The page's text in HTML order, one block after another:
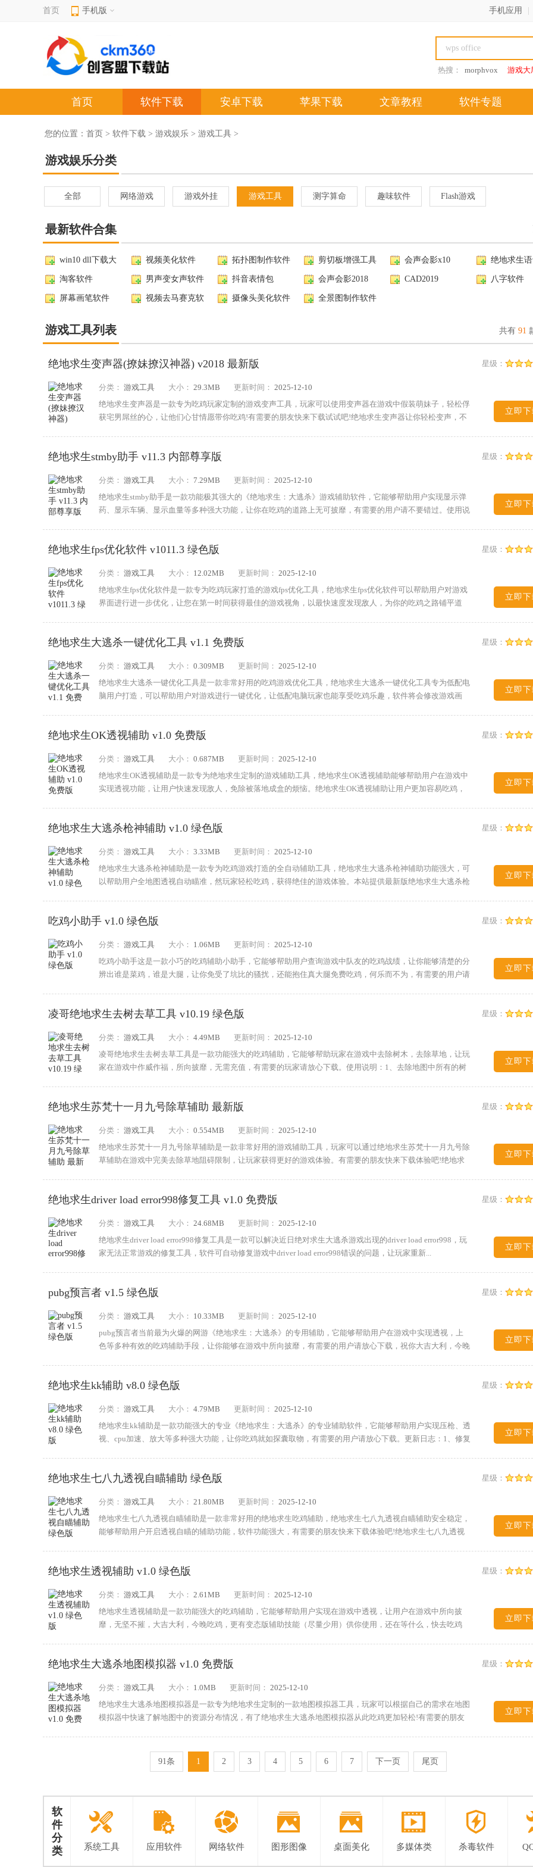
首页 手机版 手机应用
热搜： morphvox 游戏大
首页 软件下载 安卓下载 苹果下载 文章教程 软件专题
您的位置： 首页 > 软件下载 > 游戏娱乐 > 游戏工具 >
游戏娱乐分类
全部 网络游戏 游戏外挂 游戏工具 测字算命 趣味软件 Flash游戏
最新软件合集
win10 dll下载大
全
视频美化软件 拓扑图制作软件 剪切板增强工具 会声会影x10 绝地求生
淘客软件 男声变女声软件 抖音表情包 会声会影2018 CAD2019 八字软件
屏幕画笔软件
视频去马赛克软
摄像头美化软件 全景图制作软件
游戏工具列表 共有 91
绝地求生变声器(撩妹撩汉神器) v2018 最新版 星级：
分类： 游戏工具 大小： 29.3MB 更新时间： 2025-12-10
绝地求生变声器是一款专为吃鸡玩家定制的游戏变声工具，玩家可以使用变声器在游戏中假装萌妹子，轻松俘
获宅男屌丝的心，让他们心甘情愿带你吃鸡!有需要的朋友快来下载试试吧!绝地求生变声器让你轻松变声，不
立即
绝地求生stmby助手 v11.3 内部尊享版 星级：
分类： 游戏工具 大小： 7.29MB 更新时间： 2025-12-10
绝地求生stmby助手是一款功能极其强大的《绝地求生：大逃杀》游戏辅助软件，它能够帮助用户实现显示弹
药、显示车辆、显示血量等多种强大功能，让你在吃鸡的道路上无可披靡，有需要的用户请不要错过。使用说
立即
绝地求生fps优化软件 v1011.3 绿色版 星级：
分类： 游戏工具 大小： 12.02MB 更新时间： 2025-12-10
绝地求生fps优化软件是一款专为吃鸡玩家打造的游戏fps优化工具，绝地求生fps优化软件可以帮助用户对游戏
界面进行进一步优化，让您在第一时间获得最佳的游戏视角，以最快速度发现敌人，为你的吃鸡之路铺平道
立即
绝地求生大逃杀一键优化工具 v1.1 免费版 星级：
分类： 游戏工具 大小： 0.309MB 更新时间： 2025-12-10
绝地求生大逃杀一键优化工具是一款非常好用的吃鸡游戏优化工具，绝地求生大逃杀一键优化工具专为低配电
脑用户打造，可以帮助用户对游戏进行一键优化，让低配电脑玩家也能享受吃鸡乐趣，软件将会修改游戏画
立即
绝地求生OK透视辅助 v1.0 免费版 星级：
分类： 游戏工具 大小： 0.687MB 更新时间： 2025-12-10
绝地求生OK透视辅助是一款专为绝地求生定制的游戏辅助工具，绝地求生OK透视辅助能够帮助用户在游戏中
实现透视功能，让用户快速发现敌人，免除被落地成盒的烦恼。绝地求生OK透视辅助让用户更加容易吃鸡，
立即
绝地求生大逃杀枪神辅助 v1.0 绿色版 星级：
分类： 游戏工具 大小： 3.33MB 更新时间： 2025-12-10
绝地求生大逃杀枪神辅助是一款专为吃鸡游戏打造的全自动辅助工具，绝地求生大逃杀枪神辅助功能强大，可
以帮助用户全地图透视自动瞄准，然玩家轻松吃鸡，获得绝佳的游戏体验。本站提供最新版绝地求生大逃杀枪
立即
吃鸡小助手 v1.0 绿色版 星级：
分类： 游戏工具 大小： 1.06MB 更新时间： 2025-12-10
吃鸡小助手这是一款小巧的吃鸡辅助小助手，它能够帮助用户查询游戏中队友的吃鸡战绩，让你能够清楚的分
辨出谁是菜鸡，谁是大腿，让你免受了坑比的骚扰，还能抱住真大腿免费吃鸡，何乐而不为，有需要的用户请
立即
凌哥绝地求生去树去草工具 v10.19 绿色版 星级：
分类： 游戏工具 大小： 4.49MB 更新时间： 2025-12-10
凌哥绝地求生去树去草工具是一款功能强大的吃鸡辅助，它能够帮助玩家在游戏中去除树木，去除草地，让玩
家在游戏中作威作福，所向披靡，无需充值，有需要的玩家请放心下载。使用说明：1、去除地图中所有的树
立即
绝地求生苏梵十一月九号除草辅助 最新版 星级：
分类： 游戏工具 大小： 0.554MB 更新时间： 2025-12-10
绝地求生苏梵十一月九号除草辅助是一款非常好用的游戏辅助工具，玩家可以通过绝地求生苏梵十一月九号除
草辅助在游戏中完美去除草地阻碍限制，让玩家获得更好的游戏体验。有需要的朋友快来下载体验吧!绝地求
立即
绝地求生driver load error998修复工具 v1.0 免费版 星级：
分类： 游戏工具 大小： 24.68MB 更新时间： 2025-12-10
绝地求生driver load error998修复工具是一款可以解决近日绝对求生大逃杀游戏出现的driver load error998，玩
家无法正常游戏的修复工具，软件可自动修复游戏中driver load error998错误的问题，让玩家重新...
立即
pubg预言者 v1.5 绿色版 星级：
分类： 游戏工具 大小： 10.33MB 更新时间： 2025-12-10
pubg预言者当前最为火爆的网游《绝地求生：大逃杀》的专用辅助，它能够帮助用户在游戏中实现透视，上
色等多种有效的吃鸡辅助手段，让你能够在游戏中所向披靡，有需要的用户请放心下载，祝你大吉大利，今晚
立即
绝地求生kk辅助 v8.0 绿色版 星级：
分类： 游戏工具 大小： 4.79MB 更新时间： 2025-12-10
绝地求生kk辅助是一款功能强大的专业《绝地求生：大逃杀》的专业辅助软件，它能够帮助用户实现压枪、透
视、cpu加速、放大等多种强大功能，让你吃鸡就如探囊取物，有需要的用户请放心下载。更新日志：1、修复
立即
绝地求生七八九透视自瞄辅助 绿色版 星级：
分类： 游戏工具 大小： 21.80MB 更新时间： 2025-12-10
绝地求生七八九透视自瞄辅助是一款非常好用的绝地求生吃鸡辅助，绝地求生七八九透视自瞄辅助安全稳定，
能够帮助用户开启透视自瞄的辅助功能，软件功能强大，有需要的朋友快来下载体验吧!绝地求生七八九透视
立即
绝地求生透视辅助 v1.0 绿色版 星级：
分类： 游戏工具 大小： 2.61MB 更新时间： 2025-12-10
绝地求生透视辅助是一款功能强大的吃鸡辅助，它能够帮助用户实现在游戏中透视，让用户在游戏中所向披
靡，无坚不摧，大吉大利，今晚吃鸡，更有变态版辅助技能（尽量少用）供你使用，还在等什么，快去吃鸡
立即
绝地求生大逃杀地图模拟器 v1.0 免费版 星级：
分类： 游戏工具 大小： 1.0MB 更新时间： 2025-12-10
绝地求生大逃杀地图模拟器是一款专为绝地求生定制的一款地图模拟器工具，玩家可以根据自己的需求在地图
模拟器中快速了解地图中的资源分布情况，有了绝地求生大逃杀地图模拟器从此吃鸡更加轻松!有需要的朋友
立即
91条 1 2 3 4 5 6 7 下一页 尾页
软
件
分
类
系统工具 应用软件 网络软件 图形图像 桌面美化 多媒体类 杀毒软件